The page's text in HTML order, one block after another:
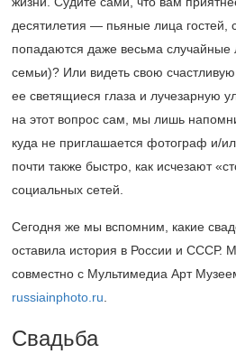
десятилетия — пьяные лица гостей,
попадаются даже весьма
семьи)? Или видеть свою
ее светящиеся глаза и лучезарную
на этот вопрос сам, мы лишь
куда не приглашается фотограф и/
почти также быстро, как исчезают
социальных сетей.
Сегодня же мы вспомним, какие
оставила история в России и СССР.
совместно с Мультимедиа Арт
russiainphoto.ru
Свадьба